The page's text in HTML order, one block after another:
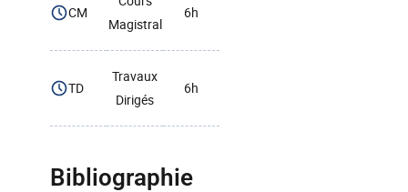
CM
Magistral
6h
TD
Travaux
Dirigés
6h
Bibliographie